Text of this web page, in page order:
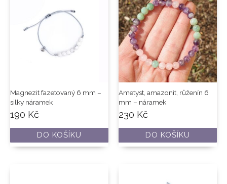
Magnezit fazetovaný 6 mm –
silky náramek
190 Kč
DO KOŠÍKU
Ametyst, amazonit, růženín 6
mm – náramek
230 Kč
DO KOŠÍKU